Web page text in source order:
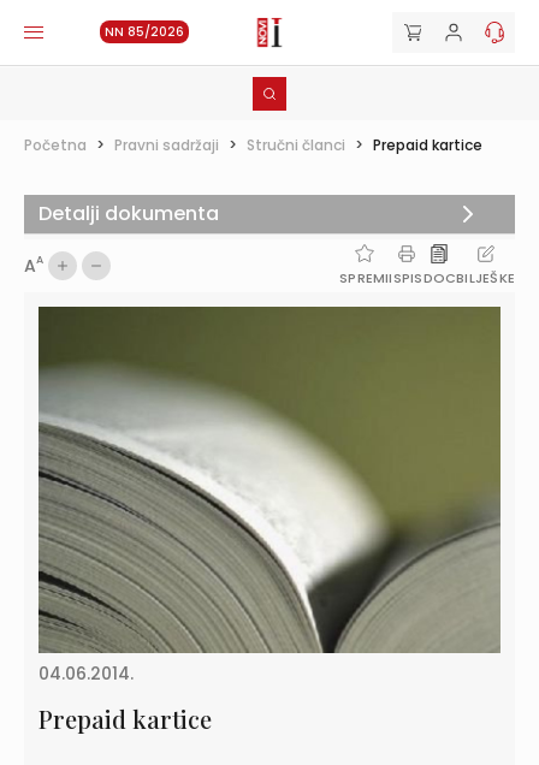
NN 85/2026
Početna > Pravni sadržaji > Stručni članci > Prepaid kartice
AA
SPREMIISPISDOCBILJEŠKE
04.06.2014.
Prepaid kartice
Detalji dokumenta